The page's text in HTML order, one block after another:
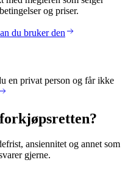
og priser.
du bruker den
en privat person og får ikke
ansiennitet og annet som
gjerne.